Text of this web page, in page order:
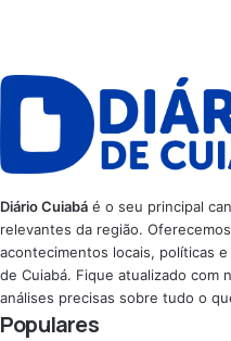
Diário Cuiabá é o seu principal
relevantes da região.
acontecimentos locais, políticas
de Cuiabá. Fique atualizado com
análises precisas sobre tudo o
Populares